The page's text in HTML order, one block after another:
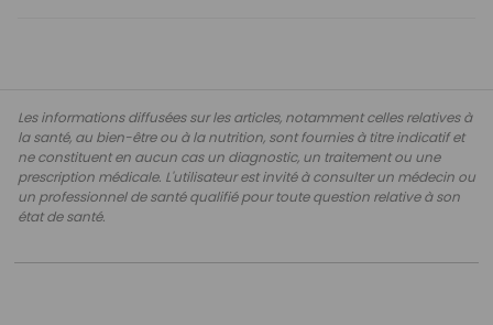
Les informations diffusées sur les articles, notamment celles relatives à
la santé, au bien-être ou à la nutrition, sont fournies à titre indicatif et
ne constituent en aucun cas un diagnostic, un traitement ou une
prescription médicale. L'utilisateur est invité à consulter un médecin ou
un professionnel de santé qualifié pour toute question relative à son
état de santé.